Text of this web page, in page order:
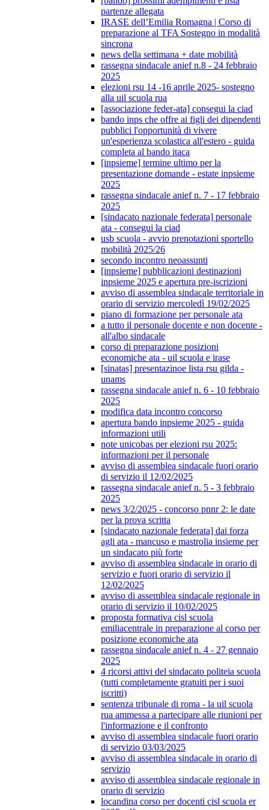
partenze allegata
IRASE dell’Emilia Romagna | Corso di
preparazione al TFA Sostegno in modalità
sincrona
news della settimana + date mobilità
rassegna sindacale anief n.8 - 24 febbraio
2025
elezioni rsu 14 -16 aprile 2025- sostegno
alla uil scuola rua
[associazione feder-ata] consegui la ciad
bando inps che offre ai figli dei dipendenti
pubblici l'opportunità di vivere
un'esperienza scolastica all'estero - guida
completa al bando itaca
[inpsieme] termine ultimo per la
presentazione domande - estate inpsieme
2025
rassegna sindacale anief n. 7 - 17 febbraio
2025
[sindacato nazionale federata] personale
ata - consegui la ciad
usb scuola - avvio prenotazioni sportello
mobilità 2025/26
secondo incontro neoassunti
[inpsieme] pubblicazioni destinazioni
inpsieme 2025 e apertura pre-iscrizioni
avviso di assemblea sindacale territoriale in
orario di servizio mercoledì 19/02/2025
piano di formazione per personale ata
a tutto il personale docente e non docente -
all'albo sindacale
corso di preparazione posizioni
economiche ata - uil scuola e irase
[sinatas] presentazinoe lista rsu gilda -
unams
rassegna sindacale anief n. 6 - 10 febbraio
2025
modifica data incontro concorso
apertura bando inpsieme 2025 - guida
informazioni utili
note unicobas per elezioni rsu 2025:
informazioni per il personale
avviso di assemblea sindacale fuori orario
di servizio il 12/02/2025
rassegna sindacale anief n. 5 - 3 febbraio
2025
news 3/2/2025 - concorso pnnr 2: le date
per la prova scritta
[sindacato nazionale federata] dai forza
agli ata - mancuso e mastrolia insieme per
un sindacato più forte
avviso di assemblea sindacale in orario di
servizio e fuori orario di servizio il
12/02/2025
avviso di assemblea sindacale regionale in
orario di servizio il 10/02/2025
proposta formativa cisl scuola
emiliacentrale in preparazione al corso per
posizione economiche ata
rassegna sindacale anief n. 4 - 27 gennaio
2025
4 ricorsi attivi del sindacato politeia scuola
(tutti completamente gratuiti per i suoi
iscritti)
sentenza tribunale di roma - la uil scuola
rua ammessa a partecipare alle riunioni per
l'informazione e il confronto
avviso di assemblea sindacale fuori orario
di servizio 03/03/2025
avviso di assemblea sindacale in orario di
servizio
avviso di assemblea sindacale regionale in
orario di servizio
locandina corso per docenti cisl scuola er